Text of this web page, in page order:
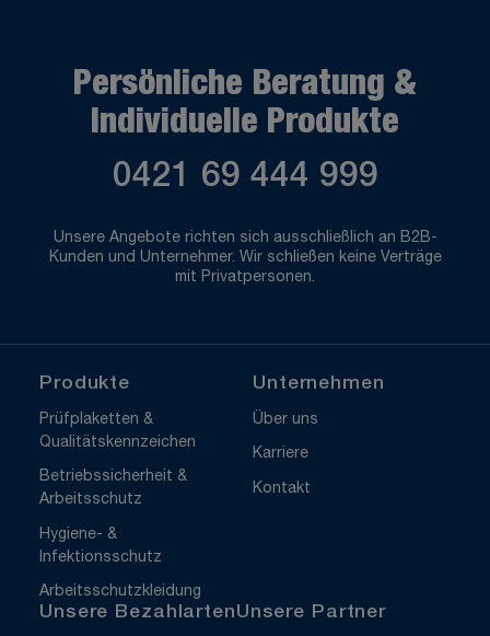
Persönliche Beratung &
Individuelle Produkte
0421 69 444 999
Unsere Angebote richten sich ausschließlich an B2B-
Kunden und Unternehmer. Wir schließen keine Verträge
mit Privatpersonen.
Produkte
Prüfplaketten &
Qualitätskennzeichen
Betriebssicherheit &
Arbeitsschutz
Hygiene- &
Infektionsschutz
Arbeitsschutzkleidung
Unternehmen
Über uns
Karriere
Kontakt
Unsere BezahlartenUnsere Partner